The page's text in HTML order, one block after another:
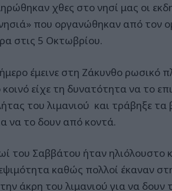
χθες στο νησί μας οι
νησιά» που οργανώθηκαν από τον
στις 5 Οκτωβρίου.
έμεινε στη Ζάκυνθο
κοινό είχε τη δυνατότητα να το
του λιμανιού και τράβηξε
να το δουν από κοντά.
του Σαββάτου ήταν ηλιόλουστο
καθώς πολλοί έκαναν
άκρη του λιμανιού για να δουν